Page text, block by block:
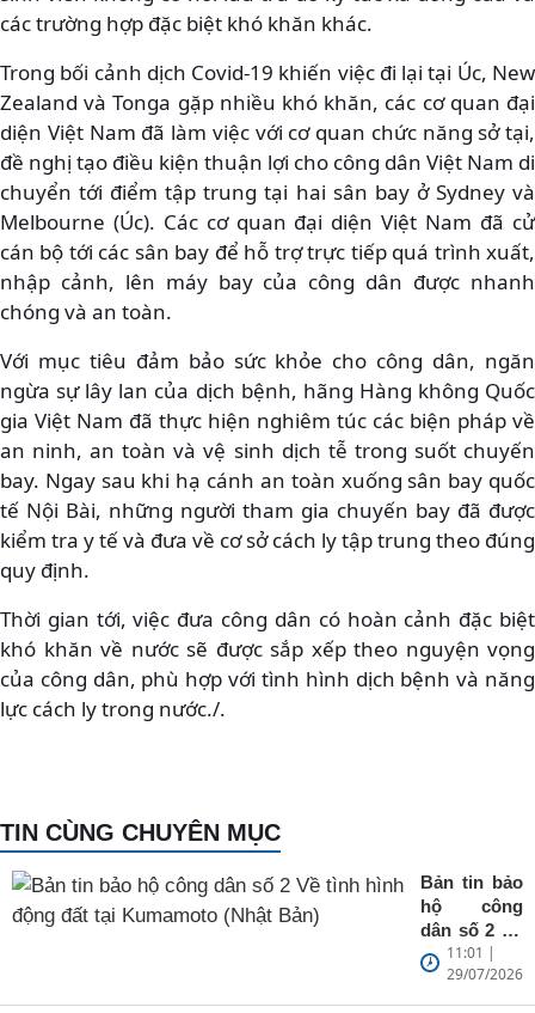
các trường hợp đặc biệt khó khăn khác.
Trong bối cảnh dịch Covid-19 khiến việc đi lại tại Úc, New
Zealand và Tonga gặp nhiều khó khăn, các cơ quan đại
diện Việt Nam đã làm việc với cơ quan chức năng sở tại,
đề nghị tạo điều kiện thuận lợi cho công dân Việt Nam di
chuyển tới điểm tập trung tại hai sân bay ở Sydney và
Melbourne (Úc). Các cơ quan đại diện Việt Nam đã cử
cán bộ tới các sân bay để hỗ trợ trực tiếp quá trình xuất,
nhập cảnh, lên máy bay của công dân được nhanh
chóng và an toàn.
Với mục tiêu đảm bảo sức khỏe cho công dân, ngăn
ngừa sự lây lan của dịch bệnh, hãng Hàng không Quốc
gia Việt Nam đã thực hiện nghiêm túc các biện pháp về
an ninh, an toàn và vệ sinh dịch tễ trong suốt chuyến
bay. Ngay sau khi hạ cánh an toàn xuống sân bay quốc
tế Nội Bài, những người tham gia chuyến bay đã được
kiểm tra y tế và đưa về cơ sở cách ly tập trung theo đúng
quy định.
Thời gian tới, việc đưa công dân có hoàn cảnh đặc biệt
khó khăn về nước sẽ được sắp xếp theo nguyện vọng
của công dân, phù hợp với tình hình dịch bệnh và năng
lực cách ly trong nước./.
TIN CÙNG CHUYÊN MỤC
Bản tin bảo
hộ công
dân số 2 Về
tình hình
động đất tại
Kumamoto
11:01 |
29/07/2026